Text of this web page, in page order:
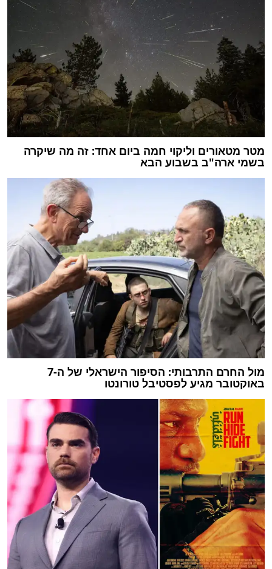
מטר מטאורים וליקוי חמה ביום אחד: זה מה שיקרה
בשמי ארה"ב בשבוע הבא
מול החרם התרבותי: הסיפור הישראלי של ה-7
באוקטובר מגיע לפסטיבל טורונטו